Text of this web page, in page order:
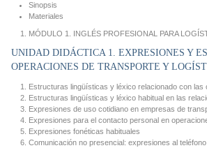
Sinopsis
Materiales
MÓDULO 1. INGLÉS PROFESIONAL PARA
UNIDAD DIDÁCTICA 1. EXPRESIONES Y
OPERACIONES DE TRANSPORTE Y
Estructuras lingüísticas y léxico relacionado con
Estructuras lingüísticas y léxico habitual en las
Expresiones de uso cotidiano en empresas de
Expresiones para el contacto personal en
Expresiones fonéticas habituales
Comunicación no presencial: expresiones al